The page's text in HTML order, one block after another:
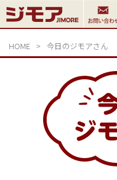
HOME > 今日のジモアさん